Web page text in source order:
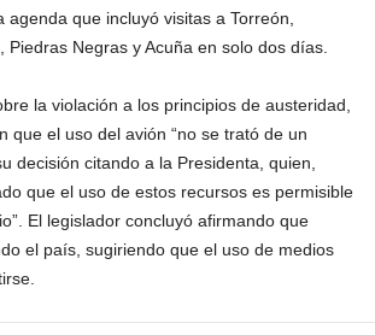
que incluyó visitas a Torreón,
Piedras Negras y Acuña en solo dos días.
la violación a los principios de austeridad,
que el uso del avión “no se trató de un
decisión citando a la Presidenta, quien,
que el uso de estos recursos es permisible
El legislador concluyó afirmando que
el país, sugiriendo que el uso de medios